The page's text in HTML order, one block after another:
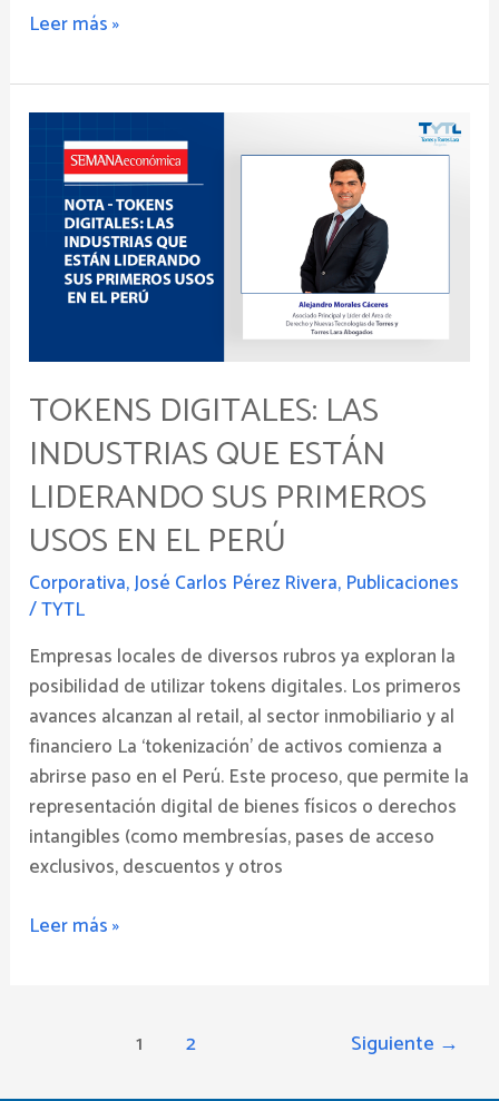
Leer más »
TOKENS DIGITALES: LAS
INDUSTRIAS QUE ESTÁN
LIDERANDO SUS PRIMEROS
USOS EN EL PERÚ
Corporativa,José Carlos Pérez Rivera, Publicaciones
/TYTL
Empresas locales de diversos rubros ya exploran la
posibilidad de utilizar tokens digitales. Los primeros
avances alcanzan al retail, al sector inmobiliario y al
financiero La ‘tokenización’ de activos comienza a
abrirse paso en el Perú. Este proceso, que permite la
representación digital de bienes físicos o derechos
intangibles (como membresías, pases de acceso
exclusivos, descuentos y otros
industrias
están
liderando
usos
en
el
Perú
Leer más »
1 2 Siguiente →